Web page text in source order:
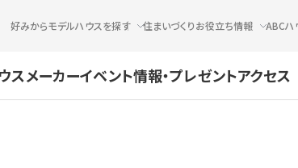
好みからモデルハウスを探す 住まいづくりお役立ち情報 ABCハ
スメーカーイベント情報・プレゼントアクセス